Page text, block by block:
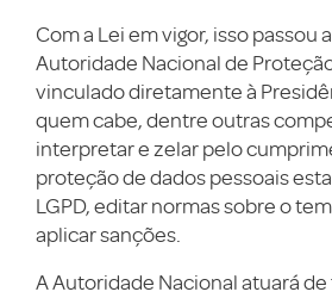
Com a Lei em vigor, isso passou
Autoridade Nacional de
vinculado diretamente à
quem cabe, dentre outras
interpretar e zelar pelo
proteção de dados pessoais
LGPD, editar normas sobre o
aplicar sanções.
A Autoridade Nacional atuará